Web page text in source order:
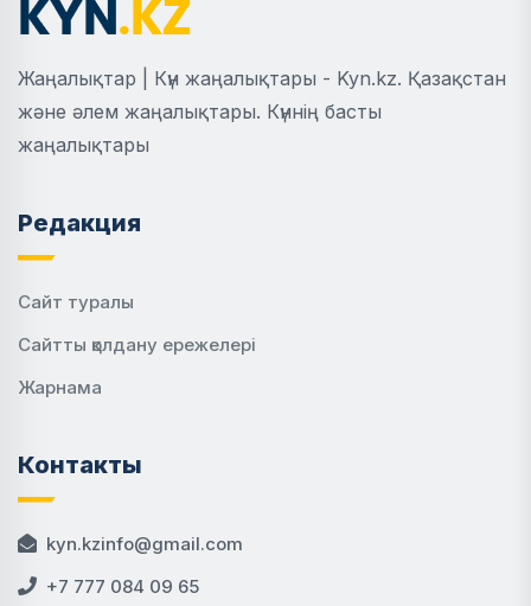
Жаңалықтар | Күн жаңалықтары - Kyn.kz. Қазақстан
және әлем жаңалықтары. Күннің басты
жаңалықтары
Редакция
Сайт туралы
Сайтты қолдану ережелері
Жарнама
Контакты
kyn.kzinfo@gmail.com
+7 777 084 09 65